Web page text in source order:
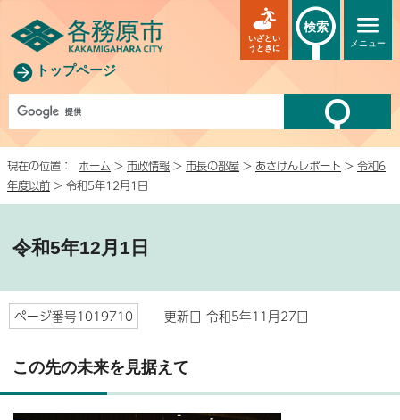
トップページ
メニュー
いざとい
うときに
検索
現在の位置： ホーム > 市政情報 > 市長の部屋 > あさけんレポート > 令和6
年度以前 > 令和5年12月1日
令和5年12月1日
ページ番号1019710 更新日 令和5年11月27日
この先の未来を見据えて